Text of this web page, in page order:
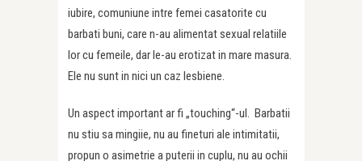
iubire, comuniune intre femei casatorite cu
barbati buni, care n-au alimentat sexual relatiile
lor cu femeile, dar le-au erotizat in mare masura.
Ele nu sunt in nici un caz lesbiene.
Un aspect important ar fi „touching“-ul. Barbatii
nu stiu sa mingiie, nu au fineturi ale intimitatii,
propun o asimetrie a puterii in cuplu, nu au ochii